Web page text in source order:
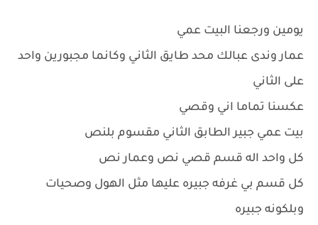
يومين ورجعنا البيت عمي
عمار وندى عبالك محد طايق الثاني وكانما مجبورين واحد
على الثاني
عكسنا تماما اني وقصي
بيت عمي جبير الطابق الثاني مقسوم بلنص
كل واحد اله قسم قصي نص وعمار نص
كل قسم بي غرفه جبيره عليها مثل الهول وصحيات
وبلكونه جبيره